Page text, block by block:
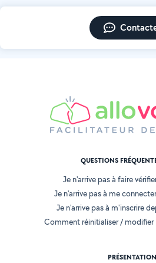
QUESTIONS
Je n'arrive pas à faire
Je n'arrive pas à me
Je n'arrive pas à m'inscrire
Comment réinitialiser /
PRÉSENTATION